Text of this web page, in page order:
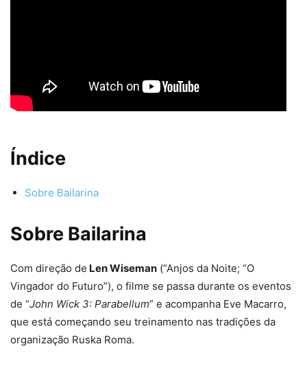
Índice
Sobre Bailarina
Sobre Bailarina
Com direção de Len Wiseman (“Anjos da Noite; “O
Vingador do Futuro”), o filme se passa durante os eventos
de “John Wick 3: Parabellum” e acompanha Eve Macarro,
que está começando seu treinamento nas tradições da
organização Ruska Roma.